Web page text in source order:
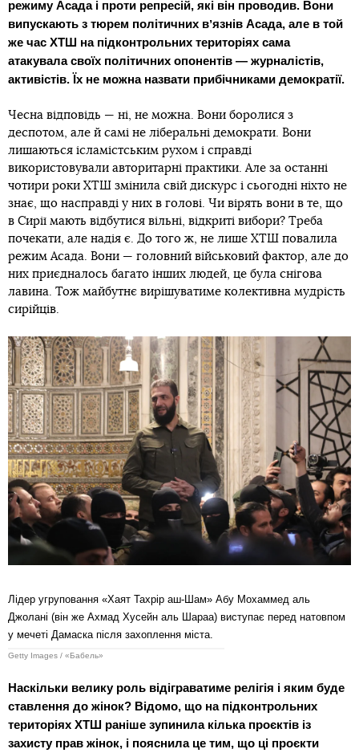
режиму Асада і проти репресій, які він проводив. Вони
випускають з тюрем політичних вʼязнів Асада, але в той
же час ХТШ на підконтрольних територіях сама
атакувала своїх політичних опонентів — журналістів,
активістів. Їх не можна назвати прибічниками демократії.
Чесна відповідь — ні, не можна. Вони боролися з
деспотом, але й самі не ліберальні демократи. Вони
лишаються ісламістським рухом і справді
використовували авторитарні практики. Але за останні
чотири роки ХТШ змінила свій дискурс і сьогодні ніхто не
знає, що насправді у них в голові. Чи вірять вони в те, що
в Сирії мають відбутися вільні, відкриті вибори? Треба
почекати, але надія є. До того ж, не лише ХТШ повалила
режим Асада. Вони — головний військовий фактор, але до
них приєдналось багато інших людей, це була снігова
лавина. Тож майбутнє вирішуватиме колективна мудрість
сирійців.
Лідер угруповання «Хаят Тахрір аш-Шам» Абу Мохаммед аль
Джолані (він же Ахмад Хусейн аль Шараа) виступає перед натовпом
у мечеті Дамаска після захоплення міста.
Getty Images / «Бабель»
Наскільки велику роль відіграватиме релігія і яким буде
ставлення до жінок? Відомо, що на підконтрольних
територіях ХТШ раніше зупинила кілька проєктів із
захисту прав жінок, і пояснила це тим, що ці проєкти